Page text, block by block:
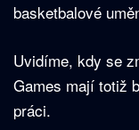
basketbalové
Uvidíme, kdy se
Games mají totiž
práci.